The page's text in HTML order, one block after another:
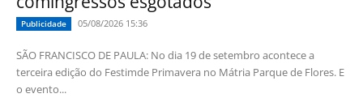
Publicidade 05/08/2026 15:36
SÃO FRANCISCO DE PAULA: No dia 19 de setembro acontece a
terceira edição do Festimde Primavera no Mátria Parque de Flores. E
o evento...